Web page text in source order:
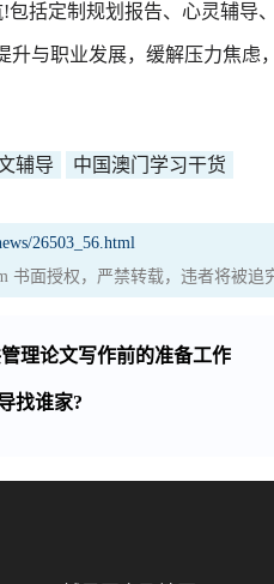
括定制规划报告、心灵辅导
升与职业发展，缓解压力焦虑
辅导 中国澳门学习干货
26503_56.html
书面授权，严禁转载，违者将被追
理论文写作前的准备工作
找谁家?